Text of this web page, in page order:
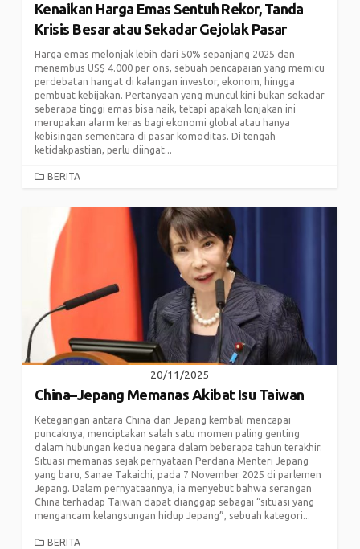
Kenaikan Harga Emas Sentuh Rekor, Tanda
Krisis Besar atau Sekadar Gejolak Pasar
Harga emas melonjak lebih dari 50% sepanjang 2025 dan
menembus US$ 4.000 per ons, sebuah pencapaian yang memicu
perdebatan hangat di kalangan investor, ekonom, hingga
pembuat kebijakan. Pertanyaan yang muncul kini bukan sekadar
seberapa tinggi emas bisa naik, tetapi apakah lonjakan ini
merupakan alarm keras bagi ekonomi global atau hanya
kebisingan sementara di pasar komoditas. Di tengah
ketidakpastian, perlu diingat...
CATEGORIES
BERITA
20/11/2025
China–Jepang Memanas Akibat Isu Taiwan
Ketegangan antara China dan Jepang kembali mencapai
puncaknya, menciptakan salah satu momen paling genting
dalam hubungan kedua negara dalam beberapa tahun terakhir.
Situasi memanas sejak pernyataan Perdana Menteri Jepang
yang baru, Sanae Takaichi, pada 7 November 2025 di parlemen
Jepang. Dalam pernyataannya, ia menyebut bahwa serangan
China terhadap Taiwan dapat dianggap sebagai “situasi yang
mengancam kelangsungan hidup Jepang”, sebuah kategori...
CATEGORIES
BERITA